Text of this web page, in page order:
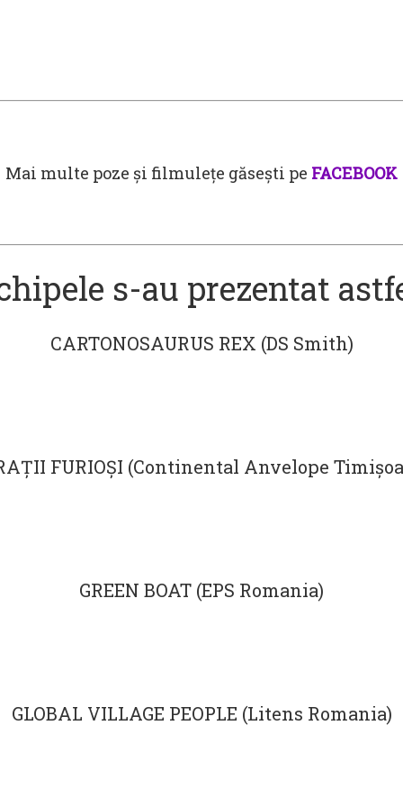
Mai multe poze și filmulețe găsești pe FACEBOOK
s-au prezentat
CARTONOSAURUS REX (DS Smith)
FURIOȘI (Continental Anvelope
GREEN BOAT (EPS Romania)
GLOBAL VILLAGE PEOPLE (Litens Romania)